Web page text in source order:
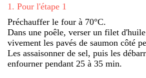
1 . Pour l'étape 1
Préchauffer le four à 70°C.
Dans une poêle, verser un filet
vivement les pavés de saumon côté
Les assaisonner de sel, puis les
enfourner pendant 25 à 35 min.